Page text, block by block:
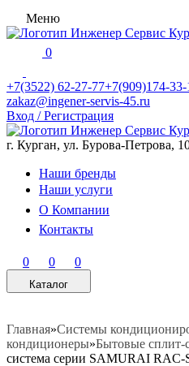
Меню
0
+7(3522) 62-27-77+7(909)174-33-
zakaz@ingener-servis-45.ru
Вход / Регистрация
г. Курган, ул. Бурова-Петрова,
Наши бренды
Наши услуги
О Компании
Контакты
0 0 0
Каталог
Главная»Системы
кондиционеры»Бытовые сплит-
система серии SAMURAI RAC-